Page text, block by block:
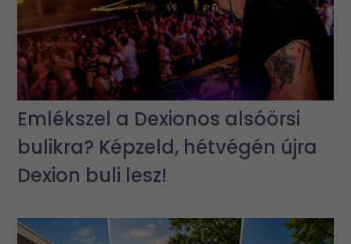
Emlékszel a Dexionos alsóörsi
bulikra? Képzeld, hétvégén újra
Dexion buli lesz!